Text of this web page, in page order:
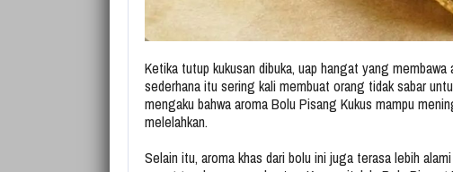
Ketika tutup kukusan dibuka, uap hangat yang
sederhana itu sering kali membuat orang tidak sabar
mengaku bahwa aroma Bolu Pisang Kukus mampu
melelahkan.
Selain itu, aroma khas dari bolu ini juga terasa lebih